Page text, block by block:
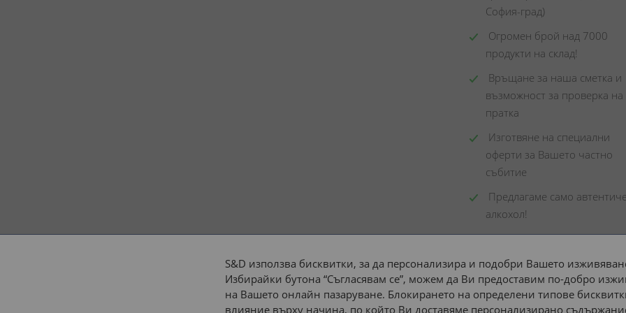
София-град)
Огромен брой над 7000
продукти на склад!
Връщане за наша сметка и
възможност за проверка на
пратка
Изготвяне на специални
оферти за Вашето частно
събитие
Предлагаме само
алкохол!
Доставка до адрес с:
S&D използва бисквитки, за да персонализира и подобри Вашето
Избирайки бутона “Съгласявам се”, можем да Ви предоставим по-добро
на Вашето онлайн пазаруване. Блокирането на определени типове
влияние върху начина, по който Ви доставяме персонализирано